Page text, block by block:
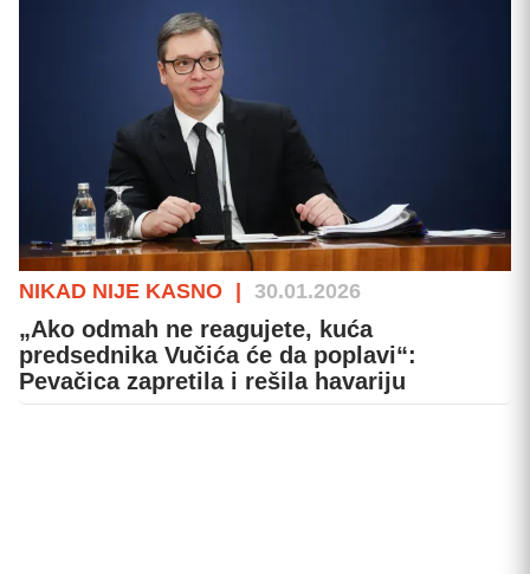
NIKAD NIJE KASNO | 30.01.2026
„Ako odmah ne reagujete, kuća
predsednika Vučića će da poplavi“:
Pevačica zapretila i rešila havariju